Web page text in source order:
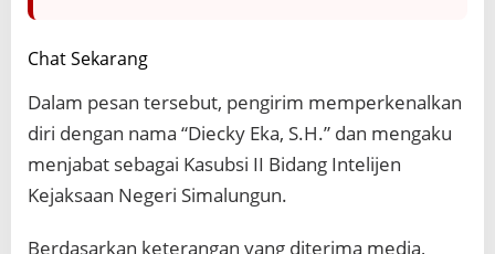
Chat Sekarang
Dalam pesan tersebut, pengirim memperkenalkan
diri dengan nama “Diecky Eka, S.H.” dan mengaku
menjabat sebagai Kasubsi II Bidang Intelijen
Kejaksaan Negeri Simalungun.
Berdasarkan keterangan yang diterima media,